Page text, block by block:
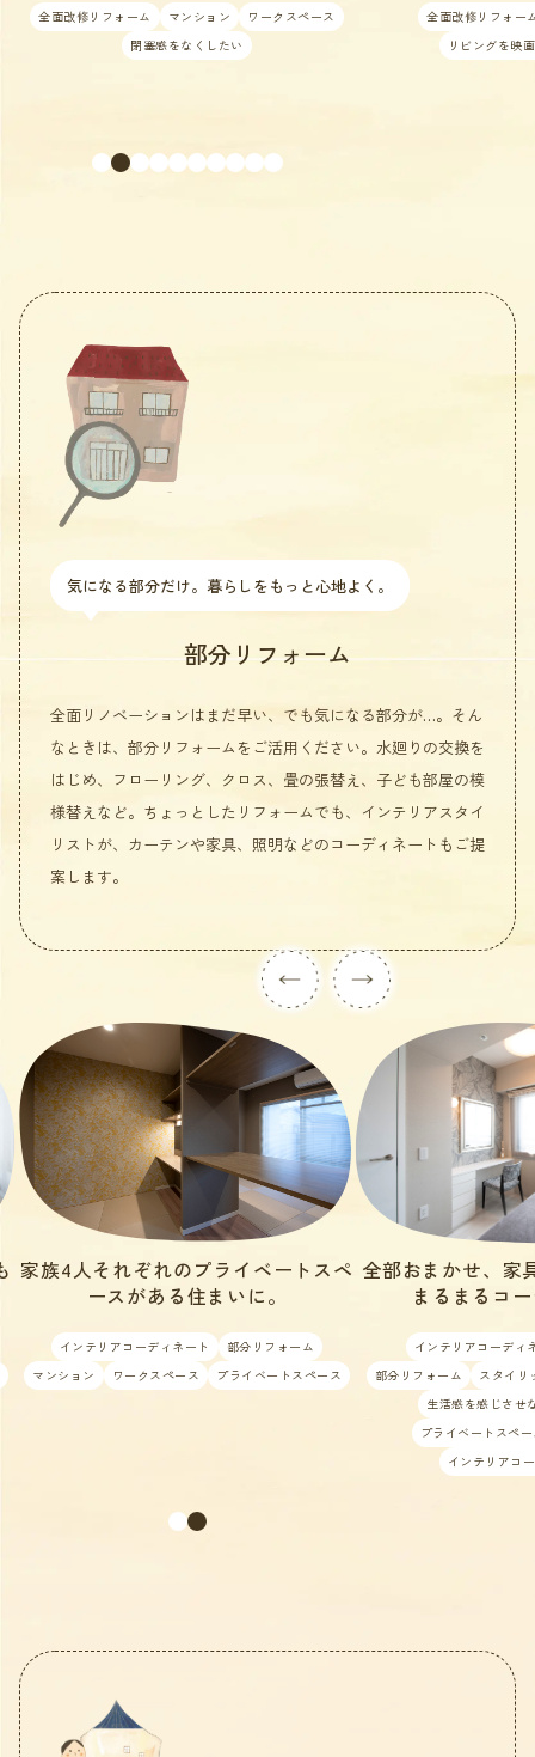
全面改修リフォーム
マンション
リビングを映画館みたいに
全面改修リフォーム
ス
大きなウォーク
気になる部分だけ。暮らしをもっと心地よく。
部分リフォーム
全面リノベーションはまだ早い、でも気になる部分が…。そん
なときは、部分リフォームをご活用ください。水廻りの交換を
はじめ、フローリング、クロス、畳の張替え、子ども部屋の模
様替えなど。ちょっとしたリフォームでも、インテリアスタイ
リストが、カーテンや家具、照明などのコーディネートもご提
案します。
全部おまかせ、家具もインテリアも
まるまるコーディネート
インテリアコーディネート
照明計画
部分リフォーム
スタイリッシュ
LDKで開放的に
家族4人それぞれ
ースがある
インテリアコーディネ
マンション
ワークスペース